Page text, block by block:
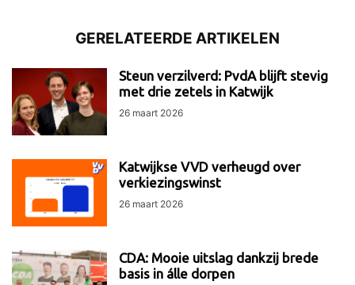
GERELATEERDE ARTIKELEN
Steun verzilverd: PvdA blijft stevig
met drie zetels in Katwijk
26 maart 2026
Katwijkse VVD verheugd over
verkiezingswinst
26 maart 2026
CDA: Mooie uitslag dankzij brede
basis in álle dorpen